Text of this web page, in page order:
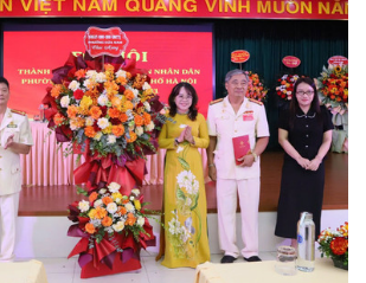
trong công tác giữ gìn an ninh trật tự,
phát triển địa phương.